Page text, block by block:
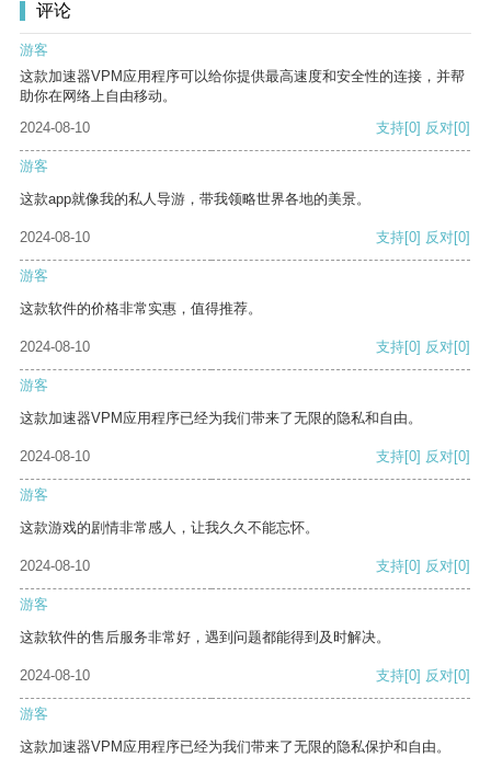
评论
游客
这款加速器VPM应用程序可以给你提供最高速度和安全性的连接，并帮
助你在网络上自由移动。
2024-08-10
支持[0] 反对[0]
游客
这款app就像我的私人导游，带我领略世界各地的美景。
2024-08-10 支持[0] 反对[0]
游客
这款软件的价格非常实惠，值得推荐。
2024-08-10 支持[0] 反对[0]
游客
这款加速器VPM应用程序已经为我们带来了无限的隐私和自由。
2024-08-10 支持[0] 反对[0]
游客
这款游戏的剧情非常感人，让我久久不能忘怀。
2024-08-10 支持[0] 反对[0]
游客
这款软件的售后服务非常好，遇到问题都能得到及时解决。
2024-08-10 支持[0] 反对[0]
游客
这款加速器VPM应用程序已经为我们带来了无限的隐私保护和自由。